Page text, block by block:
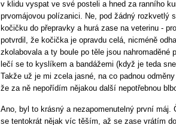
v klidu vyspat ve své posteli a hned za ranního
prvomájovou polízanici. Ne, pod žádný rozkvetlý
kočičku do přepravky a hurá zase na veterinu -
potvrdil, že kočička je opravdu celá, nicméně
zkolabovala a ty boule po těle jsou
lečí se to kyslíkem a bandážemi (když je teda
Takže už je mi zcela jasné, na co padnou
že za ně nepořídím nějakou další nepotřebnou
Ano, byl to krásný a nezapomenutelný první máj.
se tentokrát nějak víc těším, až se zase vrátím